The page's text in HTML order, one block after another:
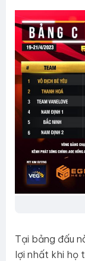
Tại bảng đấu
lợi nhất khi họ